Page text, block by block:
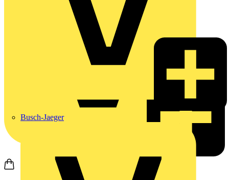
Busch-Jaeger